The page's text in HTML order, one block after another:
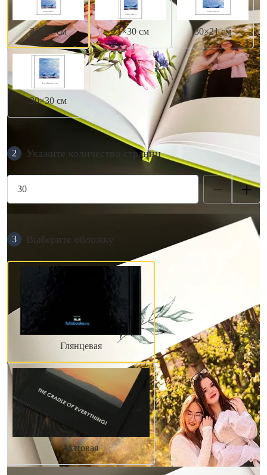
21×21 см 21×30 см 30×21 см
30×30 см
2 Укажите количество страниц
3 Выберите обложку
Глянцевая
Матовая